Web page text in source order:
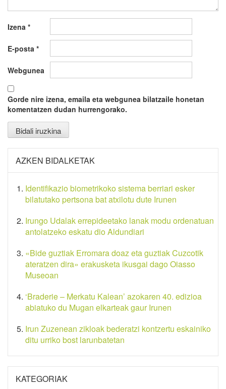
Izena *
E-posta *
Webgunea
Gorde nire izena, emaila eta webgunea bilatzaile honetan
komentatzen dudan hurrengorako.
AZKEN BIDALKETAK
Identifikazio biometrikoko sistema berriari esker
bilatutako pertsona bat atxilotu dute Irunen
Irungo Udalak errepideetako lanak modu ordenatuan
antolatzeko eskatu dio Aldundiari
«Bide guztiak Erromara doaz eta guztiak Cuzcotik
ateratzen dira» erakusketa ikusgai dago Oiasso
Museoan
‘Braderie – Merkatu Kalean’ azokaren 40. edizioa
abiatuko du Mugan elkarteak gaur Irunen
Irun Zuzenean zikloak bederatzi kontzertu eskainiko
ditu urriko bost larunbatetan
KATEGORIAK